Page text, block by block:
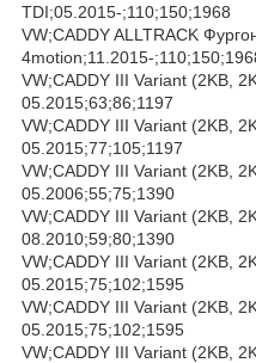
TDI;05.2015-;110;150;1968
VW;CADDY ALLTRACK
4motion;11.2015-
VW;CADDY III Variant (2KB,
05.2015;63;86;1197
VW;CADDY III Variant (2KB,
05.2015;77;105;1197
VW;CADDY III Variant (2KB,
05.2006;55;75;1390
VW;CADDY III Variant (2KB,
08.2010;59;80;1390
VW;CADDY III Variant (2KB,
05.2015;75;102;1595
VW;CADDY III Variant (2KB,
05.2015;75;102;1595
VW;CADDY III Variant (2KB,